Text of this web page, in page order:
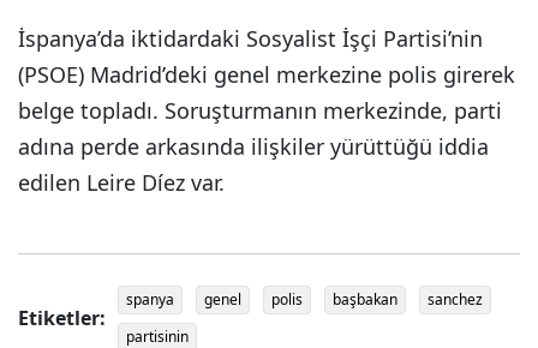
İspanya’da iktidardaki Sosyalist İşçi Partisi’nin
(PSOE) Madrid’deki genel merkezine polis girerek
belge topladı. Soruşturmanın merkezinde, parti
adına perde arkasında ilişkiler yürüttüğü iddia
edilen Leire Díez var.
Etiketler:
spanya genel polis başbakan
sanchez
partisinin